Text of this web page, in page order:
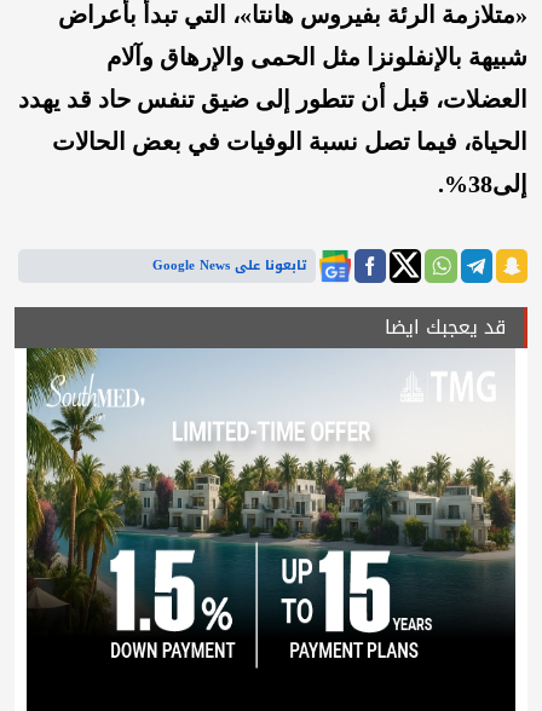
«متلازمة الرئة بفيروس هانتا»، التي تبدأ بأعراض
شبيهة بالإنفلونزا مثل الحمى والإرهاق وآلام
العضلات، قبل أن تتطور إلى ضيق تنفس حاد قد يهدد
الحياة، فيما تصل نسبة الوفيات في بعض الحالات
إلى38%.
تابعونا على Google News
قد يعجبك ايضا